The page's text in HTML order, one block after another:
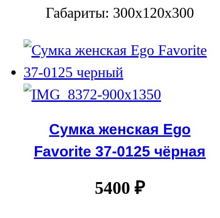
Габариты: 300х120х300
Сумка женская Ego
Favorite 37-0125 чёрная
5400 ₽